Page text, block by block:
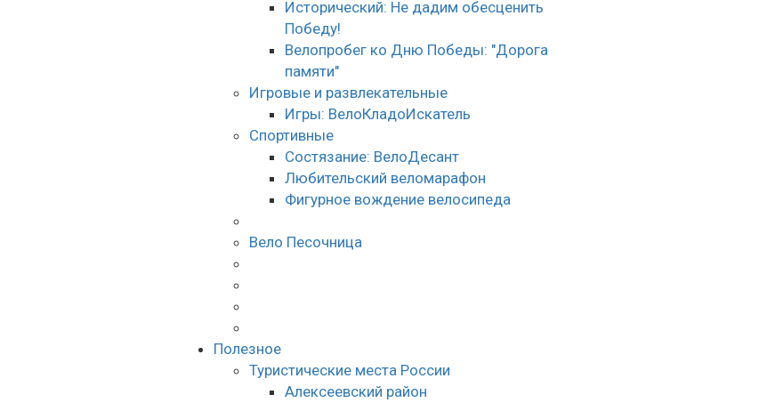
Исторический: Не дадим обесценить
Победу!
Велопробег ко Дню Победы: "Дорога
памяти"
Игровые и развлекательные
Игры: ВелоКладоИскатель
Спортивные
Состязание: ВелоДесант
Любительский веломарафон
Фигурное вождение велосипеда
Вело Песочница
Полезное
Туристические места России
Алексеевский район